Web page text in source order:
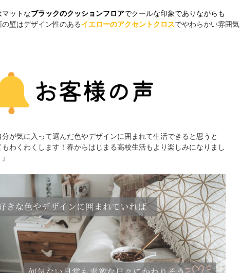
マットなブラックのクッションフロアでクールな印象でありながらも
の壁はデザイン性のあるイエローのアクセントクロスでやわらかい雰囲気
分が気に入って選んだ色やデザインに囲まれて生活できると思うと
もわくわくします！春からはじまる高校生活もより楽しみになりまし